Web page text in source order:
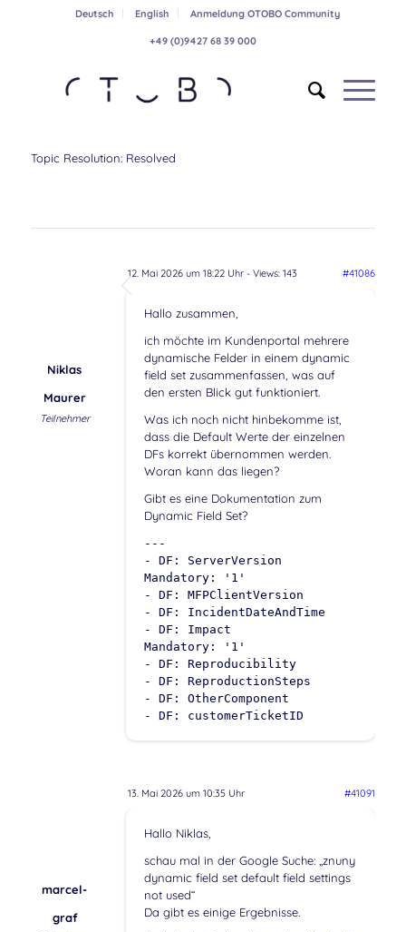
Deutsch English Anmeldung OTOBO Community
+49 (0)9427 68 39 000
Topic Resolution: Resolved
12. Mai 2026 um 18:22 Uhr- Views: 143 #41086
Niklas
Maurer
Teilnehmer
Hallo zusammen,
ich möchte im Kundenportal mehrere
dynamische Felder in einem dynamic
field set zusammenfassen, was auf
den ersten Blick gut funktioniert.
Was ich noch nicht hinbekomme ist,
dass die Default Werte der einzelnen
DFs korrekt übernommen werden.
Woran kann das liegen?
Gibt es eine Dokumentation zum
Dynamic Field Set?
---
- DF: ServerVersion
Mandatory: '1'
- DF: MFPClientVersion
- DF: IncidentDateAndTime
- DF: Impact
Mandatory: '1'
- DF: Reproducibility
- DF: ReproductionSteps
- DF: OtherComponent
- DF: customerTicketID
13. Mai 2026 um 10:35 Uhr #41091
marcel-
graf
Hallo Niklas,
schau mal in der Google Suche: „znuny
dynamic field set default field settings
not used“
Da gibt es einige Ergebnisse.